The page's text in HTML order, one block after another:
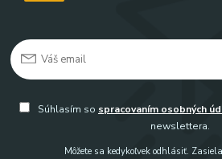
Súhlasím so spracovaním osobných
newslettera.
Môžete sa kedykoľvek odhlásiť.